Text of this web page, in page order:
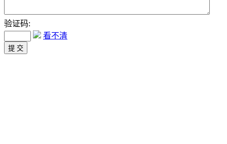
验证码:
看不清